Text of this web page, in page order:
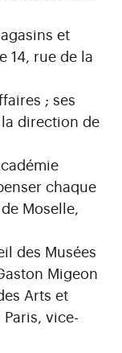
et
14, rue de la
; ses
direction de
chaque
Moselle,
des Musées
Migeon
Arts et
vice-